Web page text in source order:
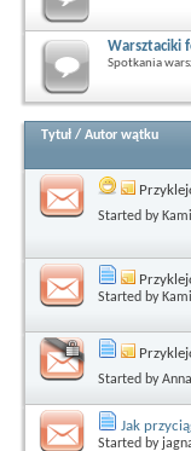
Warsztaciki
Spotkania
Tytuł / Autor wątku
Started by
Started by
Started by
Jak
Started by